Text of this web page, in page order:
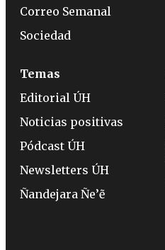
Correo Semanal
Sociedad
Temas
Editorial ÚH
Noticias positivas
Pódcast ÚH
Newsletters ÚH
Ñandejara Ñe’ẽ